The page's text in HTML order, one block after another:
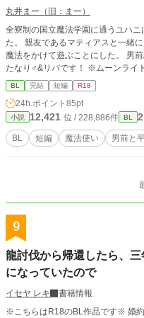
丸井まー（旧：まー）
全寮制の国立魔法学園に通うユハ
た。 親友であるマティアスと一緒
魔法をかけて遊ぶことにした。 男前ふたなりと平凡ふたなりのリバです！ ※ふ
たなり♂&リバです！ ※ムーンライ
BL 完結 短編 R18
24h.ポイント 85pt
小説 12,421 位 / 228,886件 BL
BL 短編 魔法使い 男前と
9
龍討伐から帰還したら、
になっていたので
イセヤ レキ
書籍情報
※こちらはR18のBL作品です※ 婚約者を置いて、龍討伐へと駆り出されること